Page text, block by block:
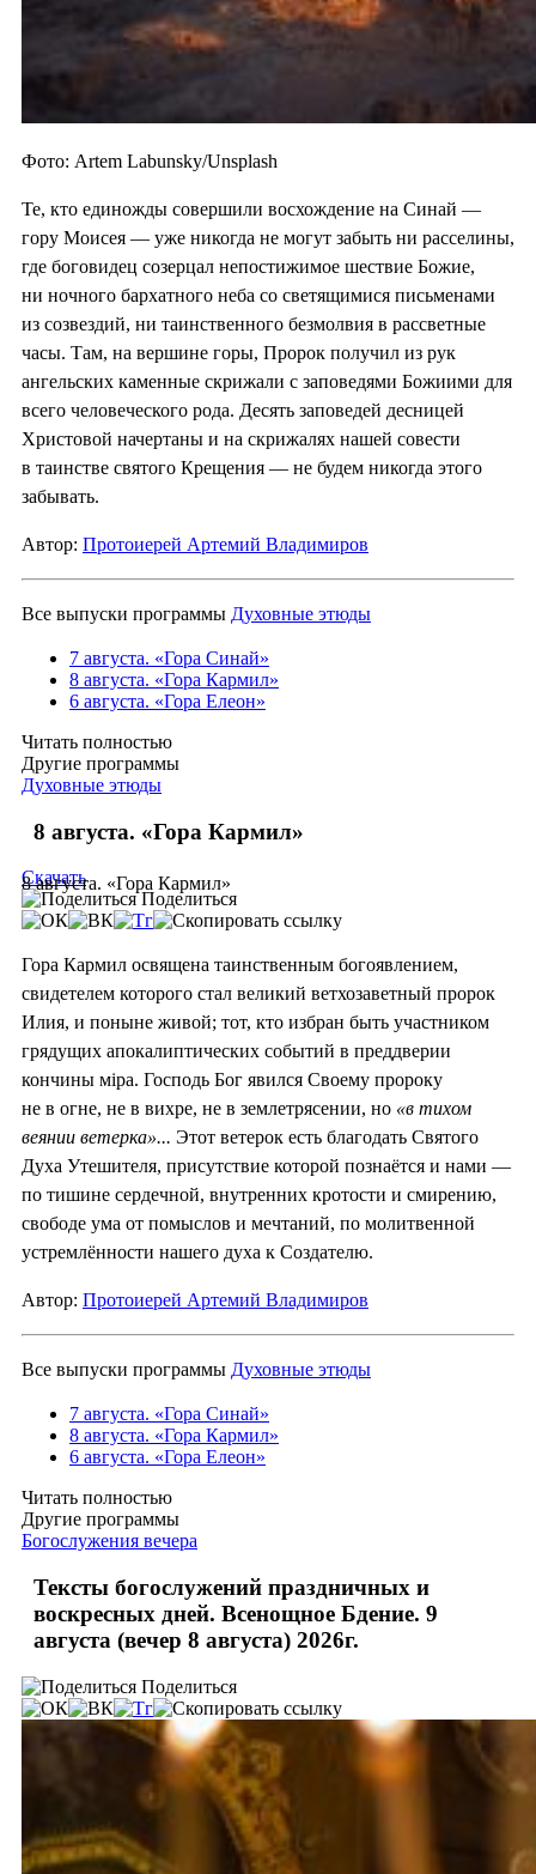
Фото: Artem Labunsky/Unsplash
Те, кто единожды совершили восхождение на Синай —
гору Моисея — уже никогда не могут забыть ни расселины,
где боговидец созерцал непостижимое шествие Божие,
ни ночного бархатного неба со светящимися письменами
из созвездий, ни таинственного безмолвия в рассветные
часы. Там, на вершине горы, Пророк получил из рук
ангельских каменные скрижали с заповедями Божиими для
всего человеческого рода. Десять заповедей десницей
Христовой начертаны и на скрижалях нашей совести
в таинстве святого Крещения — не будем никогда этого
забывать.
Автор: Протоиерей Артемий Владимиров
Все выпуски программы Духовные этюды
7 августа. «Гора Синай»
8 августа. «Гора Кармил»
6 августа. «Гора Елеон»
Читать полностью
Другие программы
Духовные этюды
8 августа. «Гора Кармил»
8 августа. «Гора Кармил»
Скачать
Поделиться
Гора Кармил освящена таинственным богоявлением,
свидетелем которого стал великий ветхозаветный пророк
Илия, и поныне живой; тот, кто избран быть участником
грядущих апокалиптических событий в преддверии
кончины мiра. Господь Бог явился Своему пророку
не в огне, не в вихре, не в землетрясении, но «в тихом
веянии ветерка»... Этот ветерок есть благодать Святого
Духа Утешителя, присутствие которой познаётся и нами —
по тишине сердечной, внутренних кротости и смирению,
свободе ума от помыслов и мечтаний, по молитвенной
устремлённости нашего духа к Создателю.
Автор: Протоиерей Артемий Владимиров
Все выпуски программы Духовные этюды
7 августа. «Гора Синай»
8 августа. «Гора Кармил»
6 августа. «Гора Елеон»
Читать полностью
Другие программы
Богослужения вечера
Тексты богослужений праздничных и
воскресных дней. Всенощное Бдение. 9
августа (вечер 8 августа) 2026г.
Поделиться